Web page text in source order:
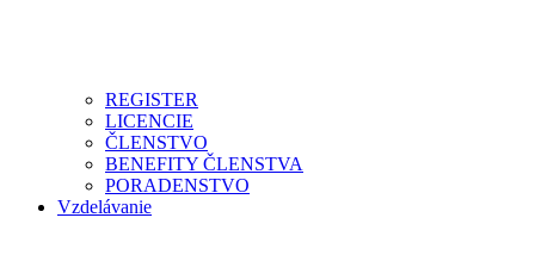
REGISTER
LICENCIE
ČLENSTVO
BENEFITY ČLENSTVA
PORADENSTVO
Vzdelávanie